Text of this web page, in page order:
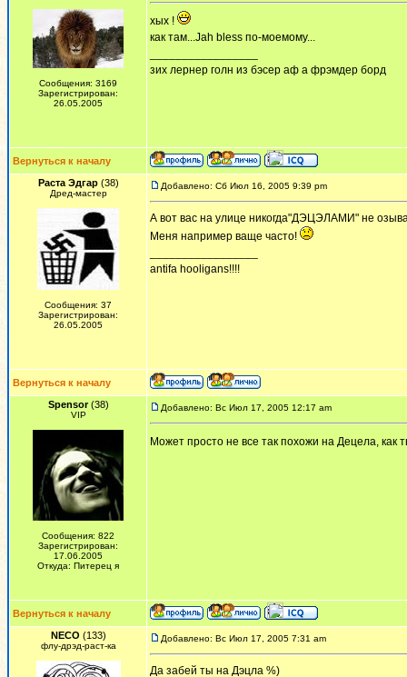
Сообщения: 3169
Зарегистрирован:
26.05.2005
хых !
как там...Jah bless по-моемому...
зих лернер голн из бэсер аф а фрэмдер борд
Вернуться к началу
Раста Эдгар(38)
Дред-мастер
Сообщения: 37
Зарегистрирован:
26.05.2005
Добавлено: Сб Июл 16, 2005 9:39 pm
А вот вас на улице никогда"ДЭЦЭЛАМИ" не
Меня например ваще часто!
antifa hooligans!!!!
Вернуться к началу
Spensor(38)
VIP
Сообщения: 822
Зарегистрирован:
17.06.2005
Откуда: Питерец я
Добавлено: Вс Июл 17, 2005 12:17 am
Может просто не все так похожи на Децела, как
Вернуться к началу
NECO (133)
флу-дрэд-раст-ка
Добавлено: Вс Июл 17, 2005 7:31 am
Да забей ты на Дэцла %)